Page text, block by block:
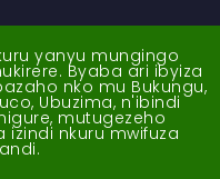
yanyu mungingo
Byaba ari ibyiza
nko mu Bukungu,
Ubuzima, n'ibindi
mutugezeho
nkuru mwifuza